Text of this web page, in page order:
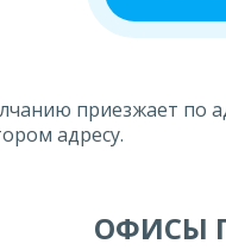
приезжает по
адресу.
ОФИСЫ